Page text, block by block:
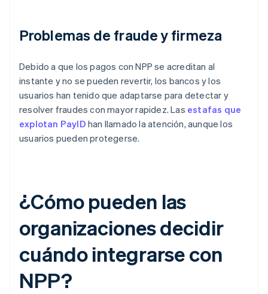
Problemas de fraude y firmeza
Debido a que los pagos con NPP se acreditan al
instante y no se pueden revertir, los bancos y los
usuarios han tenido que adaptarse para detectar y
resolver fraudes con mayor rapidez. Las estafas que
explotan PayID han llamado la atención, aunque los
usuarios pueden protegerse.
¿Cómo pueden las
organizaciones decidir
cuándo integrarse con
NPP?